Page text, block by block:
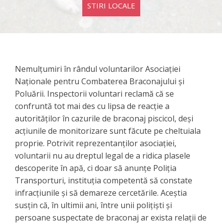
STIRI LOCALE
Nemulțumiri în rândul voluntarilor Asociației
Naționale pentru Combaterea Braconajului și
Poluării. Inspectorii voluntari reclamă că se
confruntă tot mai des cu lipsa de reacție a
autorităților în cazurile de braconaj piscicol, deși
acțiunile de monitorizare sunt făcute pe cheltuiala
proprie. Potrivit reprezentanților asociației,
voluntarii nu au dreptul legal de a ridica plasele
descoperite în apă, ci doar să anunțe Poliția
Transporturi, instituția competentă să constate
infracțiunile și să demareze cercetările. Aceștia
susțin că, în ultimii ani, între unii polițiști și
persoane suspectate de braconaj ar exista relații de